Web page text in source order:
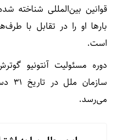
قوانین بین‌المللی شناخته
بارها او را در تقابل با
است.
دوره مسئولیت آنتونیو
می‌رسد.